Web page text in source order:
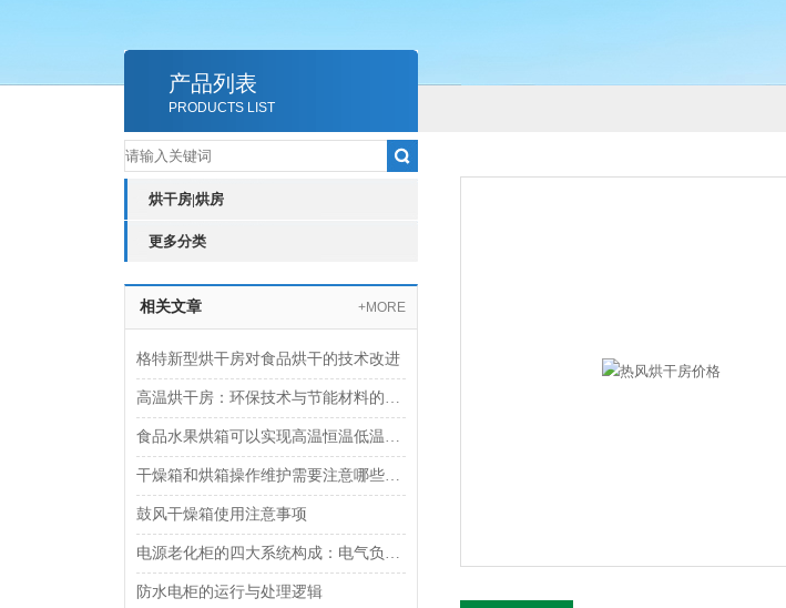
产品列表
PRODUCTS LIST
烘干房|烘房
更多分类
相关文章 +MORE
格特新型烘干房对食品烘干的技术改进
高温烘干房：环保技术与节能材料的新型结合
食品水果烘箱可以实现高温恒温低温多种烘烤模式自由
干燥箱和烘箱操作维护需要注意哪些方面？
鼓风干燥箱使用注意事项
电源老化柜的四大系统构成：电气负载、环境温控、安全与结构
防水电柜的运行与处理逻辑